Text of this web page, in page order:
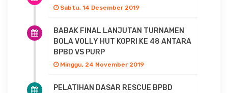
Sabtu, 14 Desember 2019
BABAK FINAL LANJUTAN TURNAMEN
BOLA VOLLY HUT KOPRI KE 48 ANTARA
BPBD VS PURP
Minggu, 24 November 2019
PELATIHAN DASAR RESCUE BPBD